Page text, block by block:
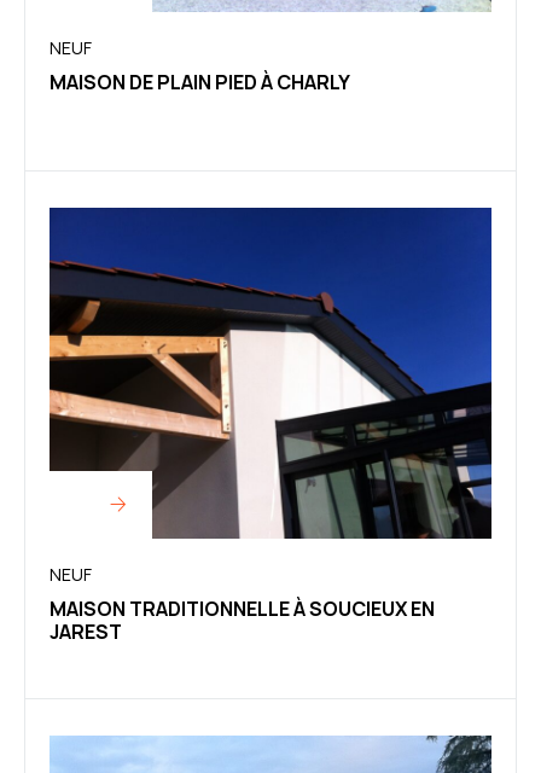
NEUF
MAISON DE PLAIN PIED À CHARLY
NEUF
MAISON TRADITIONNELLE À SOUCIEUX EN
JAREST